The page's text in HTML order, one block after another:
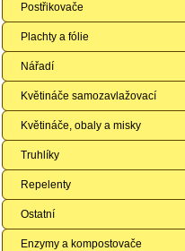
Postřikovače
Plachty a fólie
Nářadí
Květináče samozavlažovací
Květináče, obaly a misky
Truhlíky
Repelenty
Ostatní
Enzymy a kompostovače